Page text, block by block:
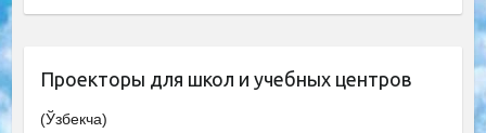
Проекторы для школ и учебных центров
(Ўзбекча)